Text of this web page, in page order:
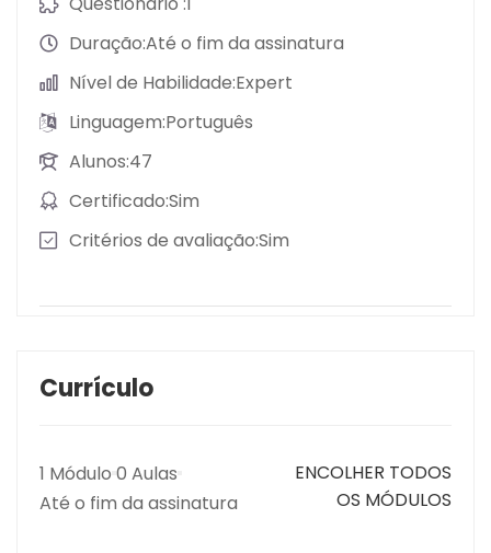
Currículo
1 Módulo 0 Aulas
Até o fim da assinatura
ENCOLHER TODOS
OS MÓDULOS
DuraçãoAté o fim da assinatura
Nível de HabilidadeExpert
LinguagemPortuguês
Alunos47
CertificadoSim
Critérios de avaliaçãoSim